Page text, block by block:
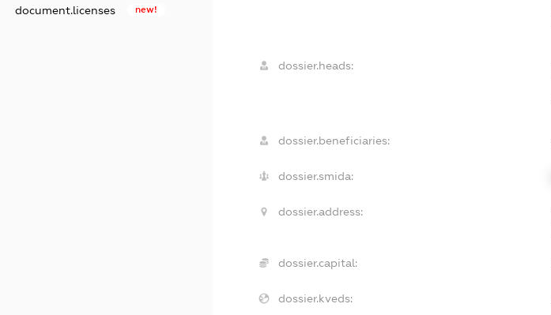
document.licenses new!
dossier.heads:
dossier.beneficiaries:
dossier.smida:
dossier.address:
dossier.capital:
dossier.kveds: